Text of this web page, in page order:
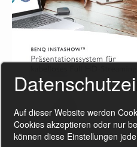
Auf dieser Website werden
Cookies akzeptieren oder nur
können diese Einstellungen